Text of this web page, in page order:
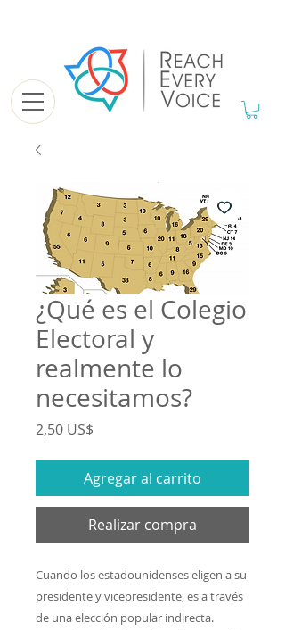
¿Qué es el Colegio
Electoral y
realmente lo
necesitamos?
2,50 US$
Agregar al carrito
Realizar compra
Cuando los estadounidenses eligen a su
presidente y vicepresidente, es a través
de una elección popular indirecta.